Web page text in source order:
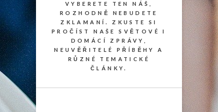
VYBERETE TEN NÁŠ,
ROZHODNĚ NEBUDETE
ZKLAMANÍ. ZKUSTE SI
PROČÍST NAŠE SVĚTOVÉ I
DOMÁCÍ ZPRÁVY,
NEUVĚŘITELÉ PŘÍBĚHY A
RŮZNÉ TEMATICKÉ
ČLÁNKY.